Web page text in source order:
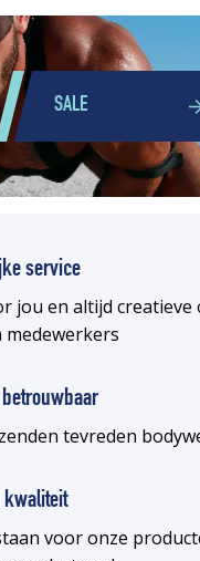
SALE
service
jou en altijd
tevreden
kwaliteit
voor onze